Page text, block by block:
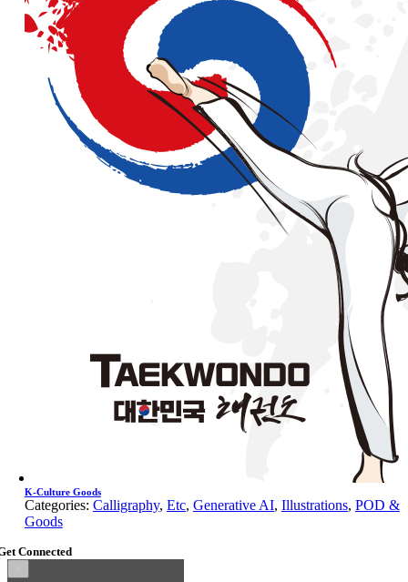
K-Culture Goods
Categories: Calligraphy, Etc, Generative AI, Illustrations, POD &
Goods
Connected
Go